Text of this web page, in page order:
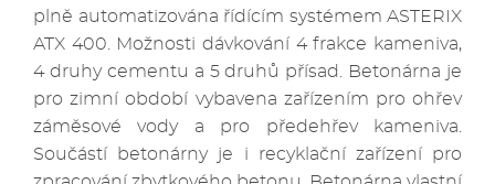
plně automatizována řídícím systémem ASTERIX
ATX 400. Možnosti dávkování 4 frakce kameniva,
4 druhy cementu a 5 druhů přísad. Betonárna je
pro zimní období vybavena zařízením pro ohřev
záměsové vody a pro předehřev kameniva.
Součástí betonárny je i recyklační zařízení pro